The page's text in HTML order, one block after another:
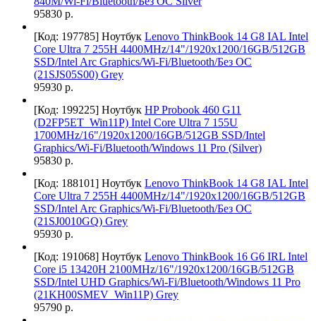
95830 р.
[Код: 197785] Ноутбук Lenovo ThinkBook 14 G8 IAL Intel
Core Ultra 7 255H 4400MHz/14"/1920x1200/16GB/512GB
SSD/Intel Arc Graphics/Wi-Fi/Bluetooth/Без ОС
(21SJS05S00) Grey
95930 р.
[Код: 199225] Ноутбук HP Probook 460 G11
(D2FP5ET_Win11P) Intel Core Ultra 7 155U
1700MHz/16"/1920x1200/16GB/512GB SSD/Intel
Graphics/Wi-Fi/Bluetooth/Windows 11 Pro (Silver)
95830 р.
[Код: 188101] Ноутбук Lenovo ThinkBook 14 G8 IAL Intel
Core Ultra 7 255H 4400MHz/14"/1920x1200/16GB/512GB
SSD/Intel Arc Graphics/Wi-Fi/Bluetooth/Без ОС
(21SJ0010GQ) Grey
95930 р.
[Код: 191068] Ноутбук Lenovo ThinkBook 16 G6 IRL Intel
Core i5 13420H 2100MHz/16"/1920x1200/16GB/512GB
SSD/Intel UHD Graphics/Wi-Fi/Bluetooth/Windows 11 Pro
(21KH00SMEV_Win11P) Grey
95790 р.